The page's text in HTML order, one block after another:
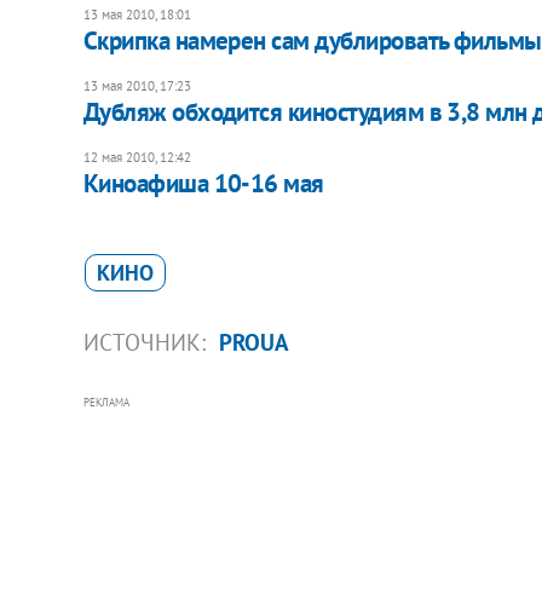
13 мая 2010, 18:01
Скрипка намерен сам дублировать фильмы
13 мая 2010, 17:23
Дубляж обходится киностудиям в 3,8 млн
12 мая 2010, 12:42
Киноафиша 10-16 мая
КИНО
ИСТОЧНИК: PROUA
РЕКЛАМА